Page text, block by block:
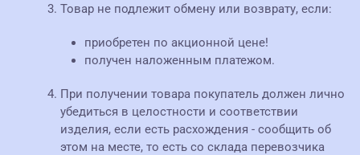
Товар не подлежит обмену или возврату, если:
приобретен по акционной цене!
получен наложенным платежом.
При получении товара покупатель должен лично
убедиться в целостности и соответствии
изделия, если есть расхождения - сообщить об
этом на месте, то есть со склада перевозчика